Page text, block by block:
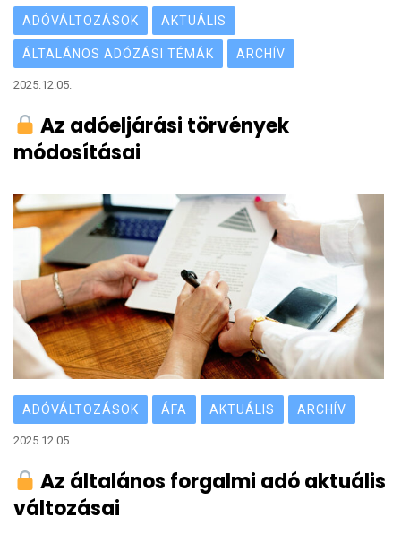
ADÓVÁLTOZÁSOK AKTUÁLIS
ÁLTALÁNOS ADÓZÁSI TÉMÁK ARCHÍV
2025.12.05.
Az adóeljárási törvények
módosításai
ADÓVÁLTOZÁSOK ÁFA AKTUÁLIS ARCHÍV
2025.12.05.
Az általános forgalmi adó aktuális
változásai